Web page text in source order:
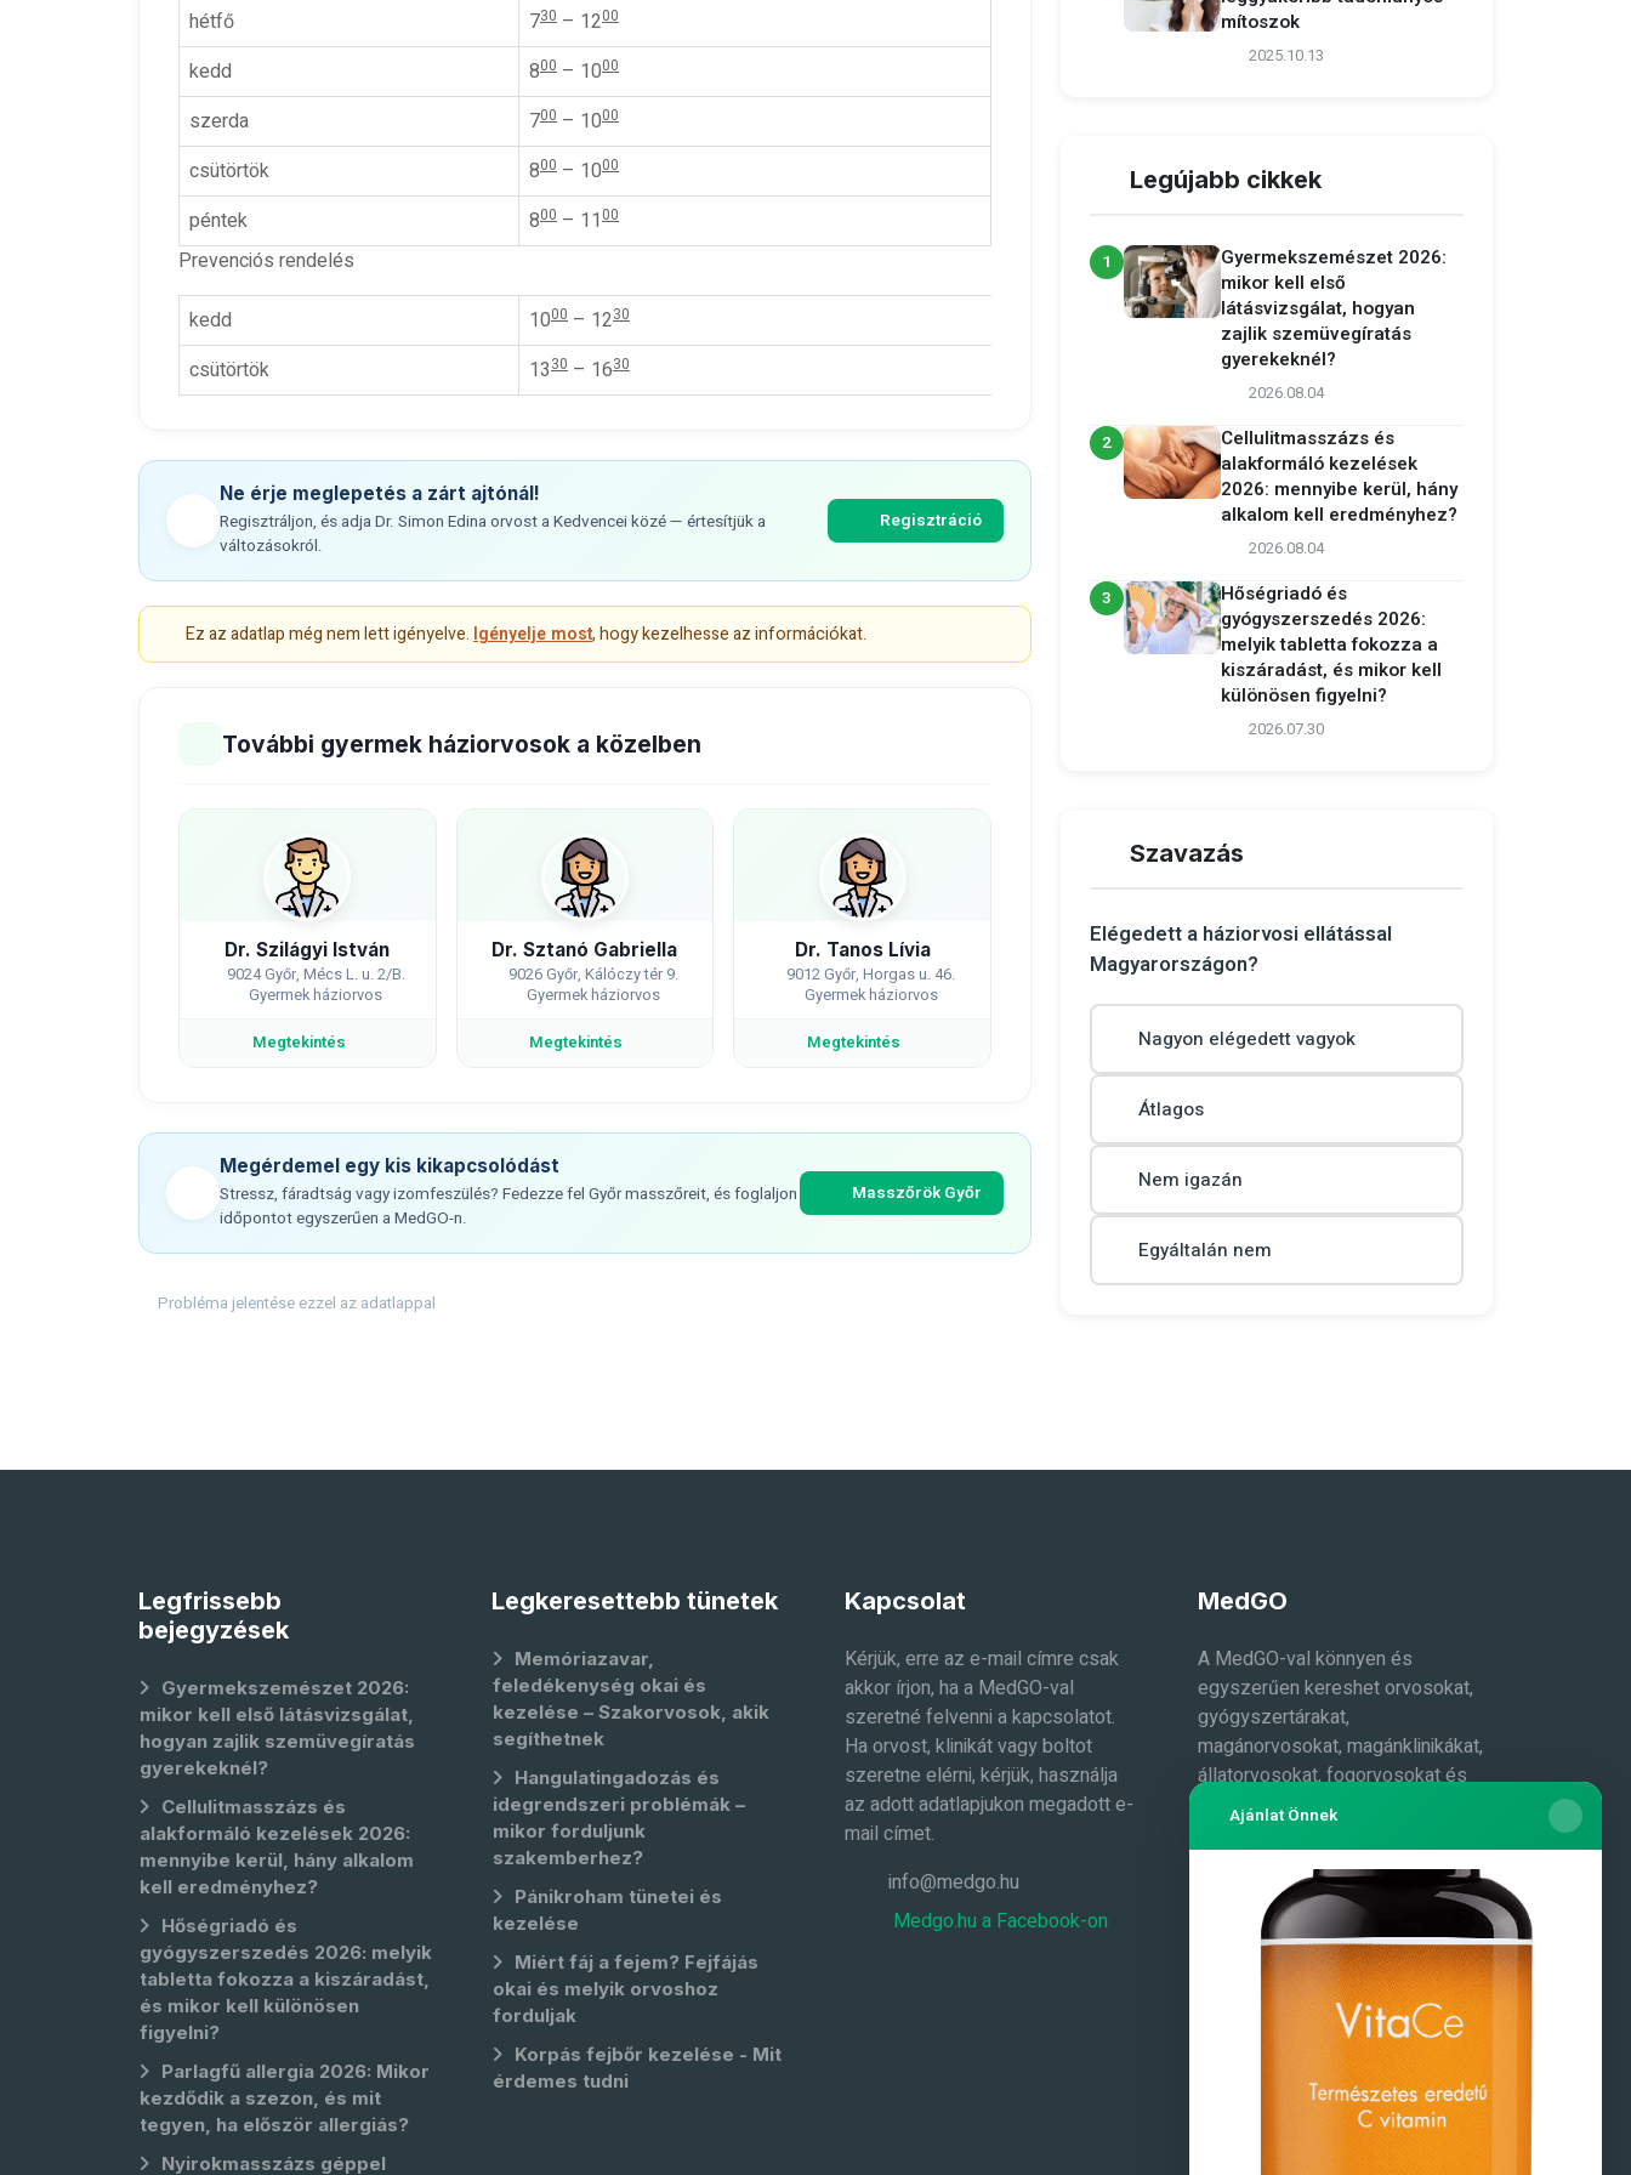
hétfő 730 – 1200
kedd 800 – 1000
szerda 700 – 1000
csütörtök 800 – 1000
péntek 800 – 11 00
Prevenciós rendelés
kedd 1000 – 1230
csütörtök 1330 – 1630
Ne érje meglepetés a zárt ajtónál!
Regisztráljon, és adja Dr. Simon Edina orvost a Kedvencei közé — értesítjük a
változásokról.
Regisztráció
Ez az adatlap még nem lett igényelve. Igényelje most, hogy kezelhesse az információkat.
További gyermek háziorvosok a közelben
Dr. Szilágyi István
9024 Győr, Mécs L. u. 2/B.
Gyermek háziorvos
Megtekintés
Dr. Sztanó Gabriella
9026 Győr, Kálóczy tér 9.
Gyermek háziorvos
Megtekintés
Dr. Tanos Lívia
9012 Győr, Horgas u. 46.
Gyermek háziorvos
Megtekintés
Megérdemel egy kis kikapcsolódást
Stressz, fáradtság vagy izomfeszülés? Fedezze fel Győr masszőreit, és foglaljon
időpontot egyszerűen a MedGO-n.
Masszőrök Győr
Probléma jelentése ezzel az adatlappal
mítoszok
2025.10.13
Legújabb cikkek
1
Gyermekszemészet 2026:
mikor kell első
látásvizsgálat, hogyan
zajlik szemüvegíratás
gyerekeknél?
2026.08.04
2
Cellulitmasszázs és
alakformáló kezelések
2026: mennyibe kerül, hány
alkalom kell eredményhez?
2026.08.04
3
Hőségriadó és
gyógyszerszedés 2026:
melyik tabletta fokozza a
kiszáradást, és mikor kell
különösen figyelni?
2026.07.30
Szavazás
Elégedett a háziorvosi ellátással
Magyarországon?
Nagyon elégedett vagyok
Átlagos
Nem igazán
Egyáltalán nem
Ajánlat Önnek
Legfrissebb
bejegyzések
Gyermekszemészet 2026:
mikor kell első látásvizsgálat,
hogyan zajlik szemüvegíratás
gyerekeknél?
Cellulitmasszázs és
alakformáló kezelések 2026:
mennyibe kerül, hány alkalom
kell eredményhez?
Hőségriadó és
gyógyszerszedés 2026: melyik
tabletta fokozza a kiszáradást,
és mikor kell különösen
figyelni?
Parlagfű allergia 2026: Mikor
kezdődik a szezon, és mit
tegyen, ha először allergiás?
Nyirokmasszázs géppel
Legkeresettebb tünetek
Memóriazavar,
feledékenység okai és
kezelése – Szakorvosok, akik
segíthetnek
Hangulatingadozás és
idegrendszeri problémák –
mikor forduljunk
szakemberhez?
Pánikroham tünetei és
kezelése
Miért fáj a fejem? Fejfájás
okai és melyik orvoshoz
forduljak
Korpás fejbőr kezelése - Mit
érdemes tudni
Kapcsolat
Kérjük, erre az e-mail címre csak
akkor írjon, ha a MedGO-val
szeretné felvenni a kapcsolatot.
Ha orvost, klinikát vagy boltot
szeretne elérni, kérjük, használja
az adott adatlapjukon megadott e-
mail címet.
info@medgo.hu
Medgo.hu a Facebook-on
MedGO
A MedGO-val könnyen és
egyszerűen kereshet orvosokat,
gyógyszertárakat,
magánorvosokat, magánklinikákat,
állatorvosokat, fogorvosokat és
még sok mást. Az adatokat
folyamatosan bővítjük.
Masszázs és masszőrök